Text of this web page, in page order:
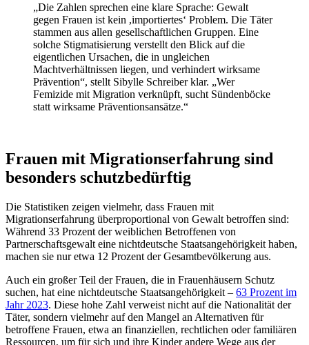
„Die Zahlen sprechen eine klare Sprache: Gewalt
gegen Frauen ist kein ,importiertes‘ Problem. Die Täter
stammen aus allen gesellschaftlichen Gruppen. Eine
solche Stigmatisierung verstellt den Blick auf die
eigentlichen Ursachen, die in ungleichen
Machtverhältnissen liegen, und verhindert wirksame
Prävention“, stellt Sibylle Schreiber klar. „Wer
Femizide mit Migration verknüpft, sucht Sündenböcke
statt wirksame Präventionsansätze.“
Frauen mit Migrationserfahrung sind
besonders schutzbedürftig
Die Statistiken zeigen vielmehr, dass Frauen mit
Migrationserfahrung überproportional von Gewalt betroffen sind:
Während 33 Prozent der weiblichen Betroffenen von
Partnerschaftsgewalt eine nichtdeutsche Staatsangehörigkeit haben,
machen sie nur etwa 12 Prozent der Gesamtbevölkerung aus.
Auch ein großer Teil der Frauen, die in Frauenhäusern Schutz
suchen, hat eine nichtdeutsche Staatsangehörigkeit – 63 Prozent im
Jahr 2023. Diese hohe Zahl verweist nicht auf die Nationalität der
Täter, sondern vielmehr auf den Mangel an Alternativen für
betroffene Frauen, etwa an finanziellen, rechtlichen oder familiären
Ressourcen, um für sich und ihre Kinder andere Wege aus der